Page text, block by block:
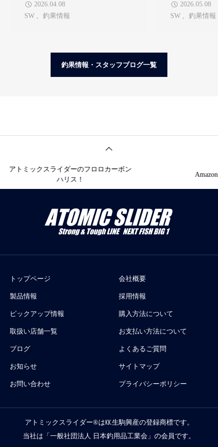
竜平
2026.04.08
SW
釣果情報
坂元 悠
2026.05.08
SW
釣果情報
釣果情報・スタッフブログ一覧
アトミックスライダーのフロロカーボン
ハリス！
トップページ
製品情報
ピックアップ情報
取扱い店舗一覧
ブログ
お知らせ
お問い合わせ
会社概要
採用情報
購入方法について
お支払い方法について
よくあるご質問
サイトマップ
プライバシーポリシー
アトミックスライダー®は ㏍生駒興産の登録商標です。
当社は「 一般社団法人 日本釣用品工業会 」の会員です。